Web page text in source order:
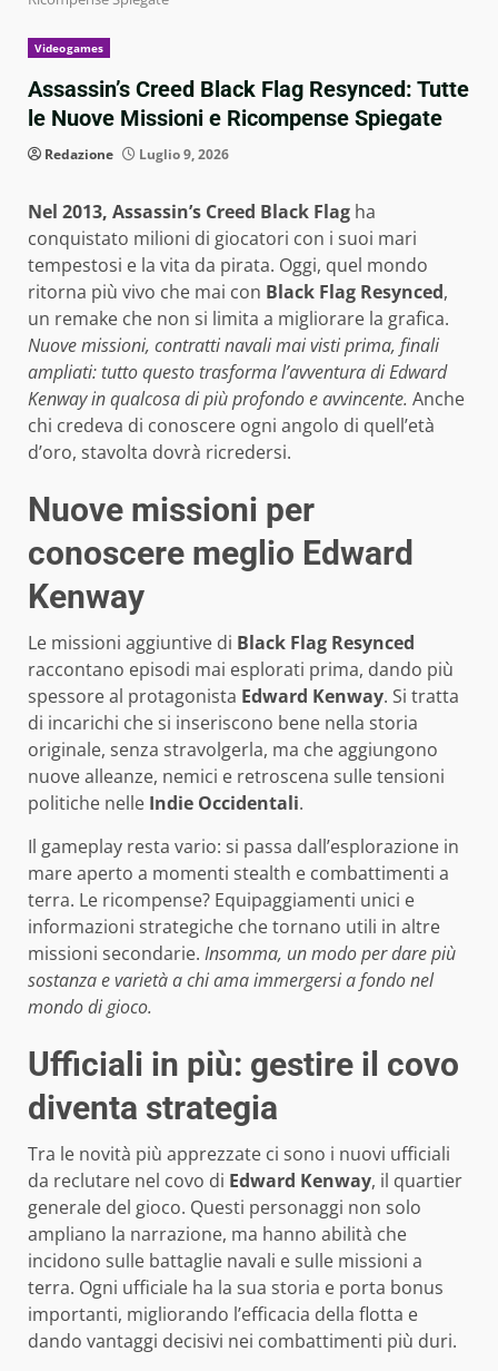
Videogames
Assassin’s Creed Black Flag Resynced: Tutte
le Nuove Missioni e Ricompense Spiegate
Redazione Luglio 9, 2026
Nel 2013, Assassin’s Creed Black Flag ha
conquistato milioni di giocatori con i suoi mari
tempestosi e la vita da pirata. Oggi, quel mondo
ritorna più vivo che mai con Black Flag Resynced,
un remake che non si limita a migliorare la grafica.
Nuove missioni, contratti navali mai visti prima, finali
ampliati: tutto questo trasforma l’avventura di Edward
Kenway in qualcosa di più profondo e avvincente. Anche
chi credeva di conoscere ogni angolo di quell’età
d’oro, stavolta dovrà ricredersi.
Nuove missioni per
conoscere meglio Edward
Kenway
Le missioni aggiuntive di Black Flag Resynced
raccontano episodi mai esplorati prima, dando più
spessore al protagonista Edward Kenway. Si tratta
di incarichi che si inseriscono bene nella storia
originale, senza stravolgerla, ma che aggiungono
nuove alleanze, nemici e retroscena sulle tensioni
politiche nelle Indie Occidentali.
Il gameplay resta vario: si passa dall’esplorazione in
mare aperto a momenti stealth e combattimenti a
terra. Le ricompense? Equipaggiamenti unici e
informazioni strategiche che tornano utili in altre
missioni secondarie. Insomma, un modo per dare più
sostanza e varietà a chi ama immergersi a fondo nel
mondo di gioco.
Ufficiali in più: gestire il covo
diventa strategia
Tra le novità più apprezzate ci sono i nuovi ufficiali
da reclutare nel covo di Edward Kenway, il quartier
generale del gioco. Questi personaggi non solo
ampliano la narrazione, ma hanno abilità che
incidono sulle battaglie navali e sulle missioni a
terra. Ogni ufficiale ha la sua storia e porta bonus
importanti, migliorando l’efficacia della flotta e
dando vantaggi decisivi nei combattimenti più duri.